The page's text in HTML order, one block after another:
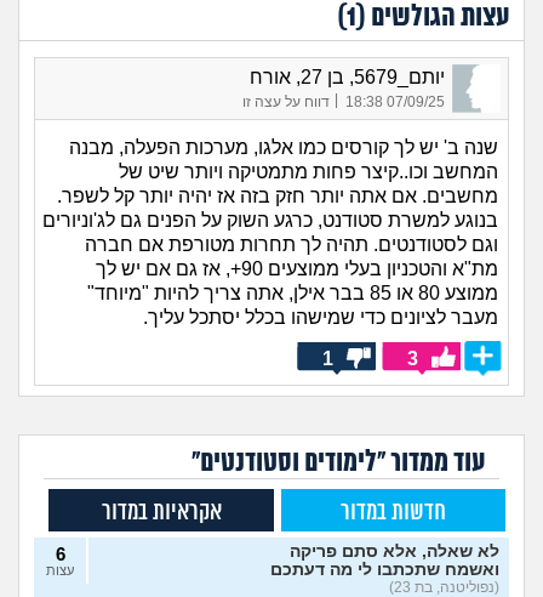
עצות הגולשים (1
)
יותם_5679, בן 27, אורח
07/09/25 18:38 דווח על עצה זו
שנה ב' יש לך קורסים כמו אלגו, מערכות הפעלה, מבנה
המחשב וכו..קיצר פחות מתמטיקה ויותר שיט של
מחשבים. אם אתה יותר חזק בזה אז יהיה יותר קל לשפר.
בנוגע למשרת סטודנט, כרגע השוק על הפנים גם לג'וניורים
וגם לסטודנטים. תהיה לך תחרות מטורפת אם חברה
מת"א והטכניון בעלי ממוצעים 90+, אז גם אם יש לך
ממוצע 80 או 85 בבר אילן, אתה צריך להיות "מיוחד"
מעבר לציונים כדי שמישהו בכלל יסתכל עליך.
3
1
עוד ממדור "לימודים וסטודנטים"
חדשות במדור אקראיות במדור
לא שאלה, אלא סתם פריקה
ואשמח שתכתבו לי מה דעתכם
(נפוליטנה, בת 23)
6
עצות